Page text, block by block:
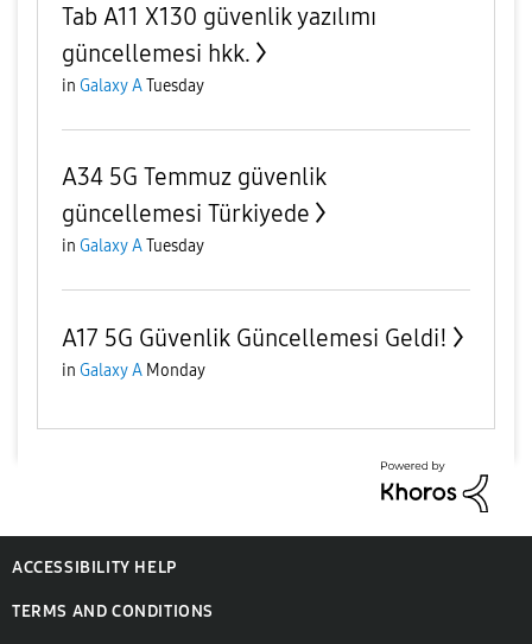
Tab A11 X130 güvenlik yazılımı
güncellemesi hkk.
in Galaxy ATuesday
A34 5G Temmuz güvenlik
güncellemesi Türkiyede
in Galaxy ATuesday
A17 5G Güvenlik Güncellemesi Geldi!
in Galaxy A Monday
ACCESSIBILITY HELP
TERMS AND CONDITIONS